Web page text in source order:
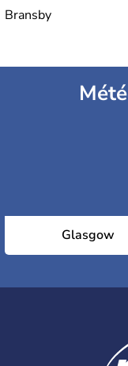
Bransby
Glasgow